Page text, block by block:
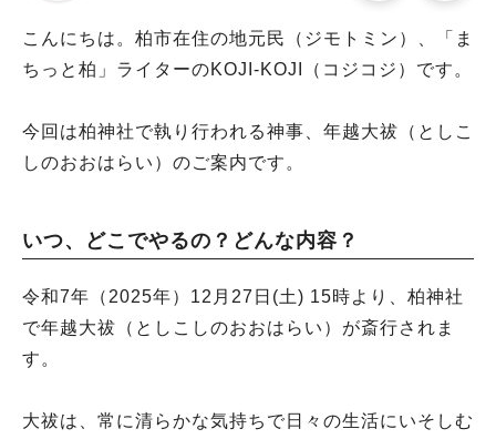
こんにちは。柏市在住の地元民（ジモトミン）、「ま
ちっと柏」ライターのKOJI-KOJI（コジコジ）です。
今回は柏神社で執り行われる神事、年越大祓（としこ
しのおおはらい）のご案内です。
いつ、どこでやるの？どんな内容？
令和7年（2025年）12月27日(土) 15時より、柏神社
で年越大祓（としこしのおおはらい）が斎行されま
す。
大祓は、常に清らかな気持ちで日々の生活にいそしむ